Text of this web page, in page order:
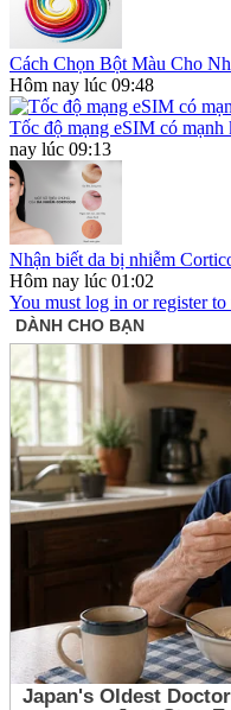
Cách Chọn Bột Màu Cho
Hôm nay lúc 09:48
Tốc độ mạng eSIM có mạnh
nay lúc 09:13
Nhận biết da bị nhiễm
Hôm nay lúc 01:02
You must log in or register to